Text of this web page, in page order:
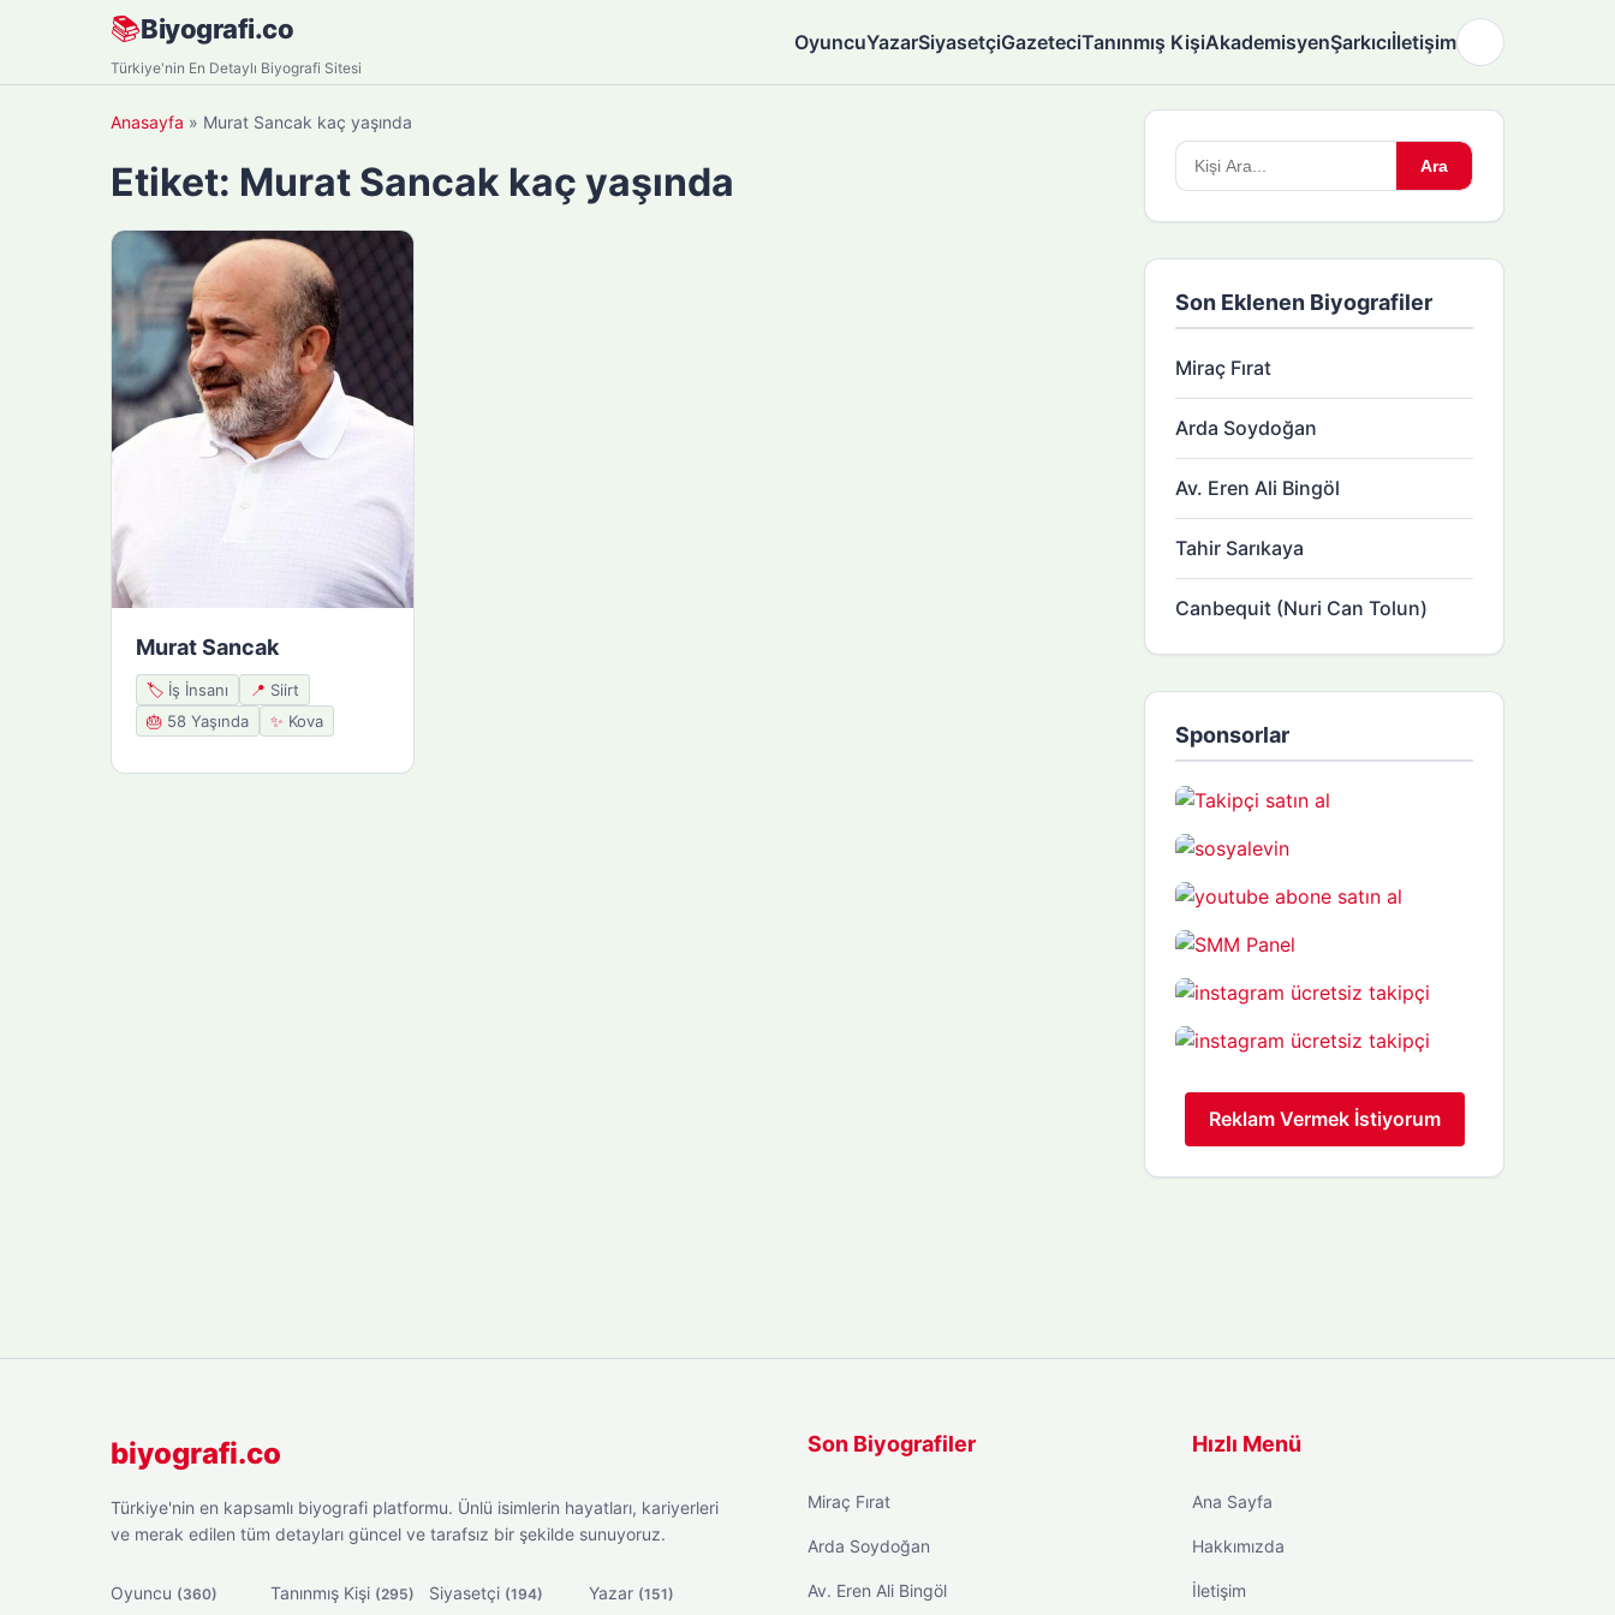
📚Biyografi.co
Türkiye'nin En Detaylı Biyografi Sitesi
OyuncuYazarSiyasetçiGazeteciTanınmış KişiAkademisyenŞarkıcıİletişim
Anasayfa » Murat Sancak kaç yaşında
Etiket: Murat Sancak kaç yaşında
Murat Sancak
🏷️ İş İnsanı 📍 Siirt
🎂 58 Yaşında ✨ Kova
Arama
yapın:
Ara
Son Eklenen Biyografiler
Miraç Fırat
Arda Soydoğan
Av. Eren Ali Bingöl
Tahir Sarıkaya
Canbequit (Nuri Can Tolun)
Sponsorlar
Reklam Vermek İstiyorum
biyografi.co
Türkiye'nin en kapsamlı biyografi platformu. Ünlü isimlerin hayatları, kariyerleri
ve merak edilen tüm detayları güncel ve tarafsız bir şekilde sunuyoruz.
Oyuncu (360) Tanınmış Kişi (295) Siyasetçi (194) Yazar (151)
Son Biyografiler
Miraç Fırat
Arda Soydoğan
Av. Eren Ali Bingöl
Hızlı Menü
Ana Sayfa
Hakkımızda
İletişim